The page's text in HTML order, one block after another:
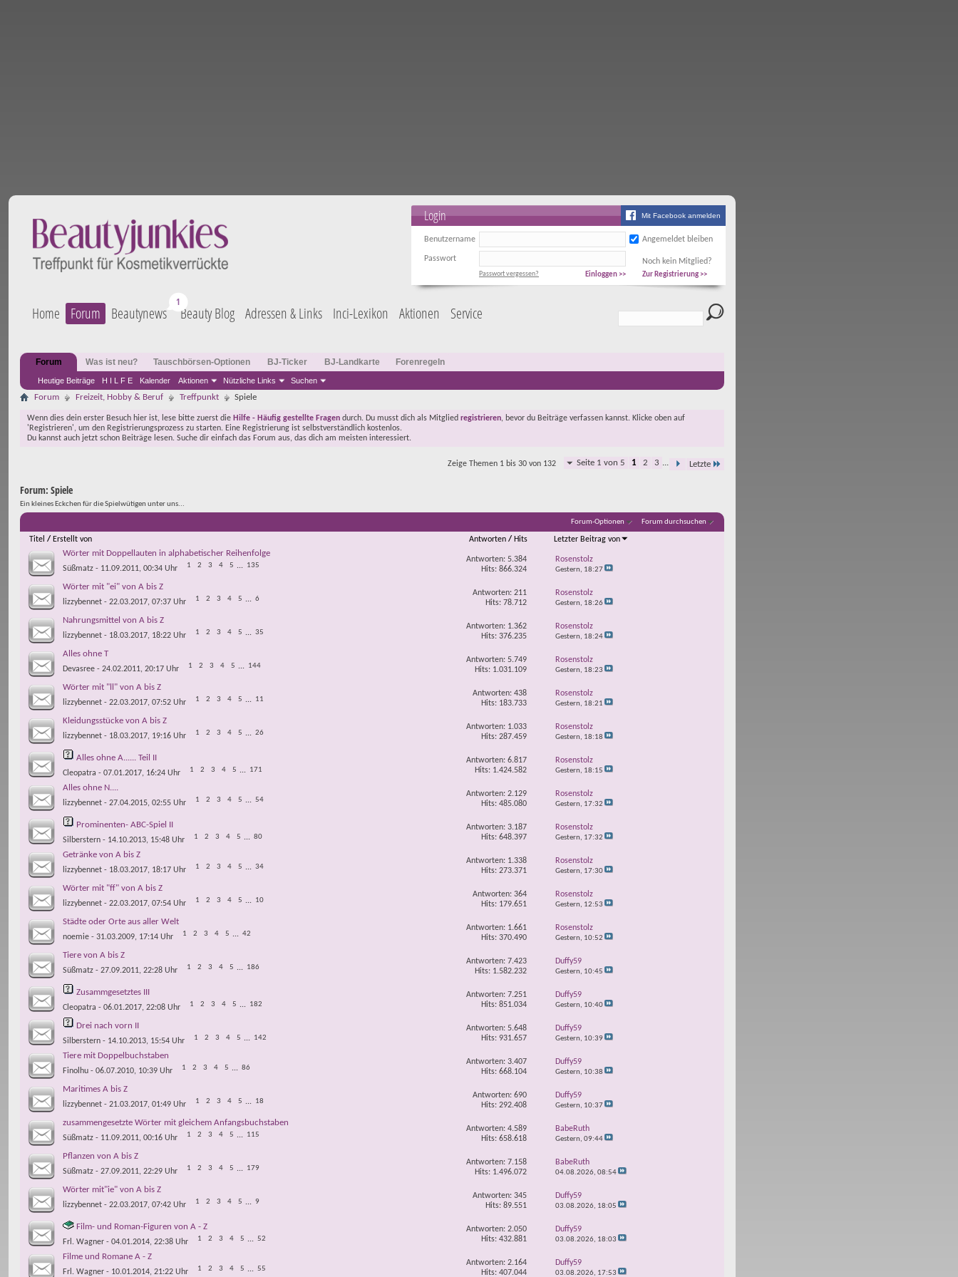
Mit Facebook anmelden
Login
Benutzername Angemeldet bleiben
Passwort Noch kein Mitglied?
Einloggen >>
Passwort vergessen? Zur Registrierung >>
Home Forum Beautynews Beauty Blog Adressen & Links Inci-Lexikon Aktionen Service
Forum
Heutige Beiträge H I L F E Kalender Aktionen Nützliche Links Suchen
Was ist neu? Tauschbörsen-Optionen BJ-Ticker BJ-Landkarte Forenregeln
Forum Freizeit, Hobby & Beruf Treffpunkt Spiele
Wenn dies dein erster Besuch hier ist, lese bitte zuerst die Hilfe - Häufig gestellte Fragen durch. Du musst dich als Mitglied registrieren, bevor du Beiträge verfassen kannst. Klicke oben auf
'Registrieren', um den Registrierungsprozess zu starten. Eine Registrierung ist selbstverständlich kostenlos.
Du kannst auch jetzt schon Beiträge lesen. Suche dir einfach das Forum aus, das dich am meisten interessiert.
Seite 1 von 5 1 2 3 ... Letzte
Zeige Themen 1 bis 30 von 132
Forum: Spiele
Ein kleines Eckchen für die Spielwütigen unter uns...
Forum-Optionen Forum durchsuchen
Titel / Erstellt von Antworten/ Hits Letzter Beitrag von
Wörter mit Doppellauten in alphabetischer Reihenfolge
Süßmatz - 11.09.2011, 00:34 Uhr 1 2 3 4 5 ... 135
Antworten:5.384
Hits: 866.324
Rosenstolz
Gestern, 18:27
Wörter mit "ei" von A bis Z
lizzybennet - 22.03.2017, 07:37 Uhr 1 2 3 4 5 ... 6
Antworten:211
Hits: 78.712
Rosenstolz
Gestern, 18:26
Nahrungsmittel von A bis Z
lizzybennet - 18.03.2017, 18:22 Uhr 1 2 3 4 5 ... 35
Antworten: 1.362
Hits: 376.235
Rosenstolz
Gestern, 18:24
Alles ohne T
Devasree - 24.02.2011, 20:17 Uhr 1 2 3 4 5 ... 144
Antworten:5.749
Hits: 1.031.109
Rosenstolz
Gestern, 18:23
Wörter mit "ll" von A bis Z
lizzybennet - 22.03.2017, 07:52 Uhr 1 2 3 4 5 ... 11
Antworten:438
Hits: 183.733
Rosenstolz
Gestern, 18:21
Kleidungsstücke von A bis Z
lizzybennet - 18.03.2017, 19:16 Uhr 1 2 3 4 5 ... 26
Antworten: 1.033
Hits: 287.459
Rosenstolz
Gestern, 18:18
Alles ohne A...... Teil II
Cleopatra - 07.01.2017, 16:24 Uhr 1 2 3 4 5 ... 171
Antworten:6.817
Hits: 1.424.582
Rosenstolz
Gestern, 18:15
Alles ohne N....
lizzybennet - 27.04.2015, 02:55 Uhr 1 2 3 4 5 ... 54
Antworten:2.129
Hits: 485.080
Rosenstolz
Gestern, 17:32
Prominenten- ABC-Spiel II
Silberstern - 14.10.2013, 15:48 Uhr 1 2 3 4 5 ... 80
Antworten:3.187
Hits: 648.397
Rosenstolz
Gestern, 17:32
Getränke von A bis Z
lizzybennet - 18.03.2017, 18:17 Uhr 1 2 3 4 5 ... 34
Antworten: 1.338
Hits: 273.371
Rosenstolz
Gestern, 17:30
Wörter mit "ff" von A bis Z
lizzybennet - 22.03.2017, 07:54 Uhr 1 2 3 4 5 ... 10
Antworten:364
Hits: 179.651
Rosenstolz
Gestern, 12:53
Städte oder Orte aus aller Welt
noemie - 31.03.2009, 17:14 Uhr 1 2 3 4 5 ... 42
Antworten: 1.661
Hits: 370.490
Rosenstolz
Gestern, 10:52
Tiere von A bis Z
Süßmatz - 27.09.2011, 22:28 Uhr 1 2 3 4 5 ... 186
Antworten:7.423
Hits: 1.582.232
Duffy59
Gestern, 10:45
Zusammgesetztes III
Cleopatra - 06.01.2017, 22:08 Uhr 1 2 3 4 5 ... 182
Antworten:7.251
Hits: 851.034
Duffy59
Gestern, 10:40
Drei nach vorn II
Silberstern - 14.10.2013, 15:54 Uhr 1 2 3 4 5 ... 142
Antworten:5.648
Hits: 931.657
Duffy59
Gestern, 10:39
Tiere mit Doppelbuchstaben
Finolhu - 06.07.2010, 10:39 Uhr 1 2 3 4 5 ... 86
Antworten:3.407
Hits: 668.104
Duffy59
Gestern, 10:38
Maritimes A bis Z
lizzybennet - 21.03.2017, 01:49 Uhr 1 2 3 4 5 ... 18
Antworten:690
Hits: 292.408
Duffy59
Gestern, 10:37
zusammengesetzte Wörter mit gleichem Anfangsbuchstaben
Süßmatz - 11.09.2011, 00:16 Uhr 1 2 3 4 5 ... 115
Antworten:4.589
Hits: 658.618
BabeRuth
Gestern, 09:44
Pflanzen von A bis Z
Süßmatz - 27.09.2011, 22:29 Uhr 1 2 3 4 5 ... 179
Antworten:7.158
Hits: 1.496.072
BabeRuth
04.08.2026, 08:54
Wörter mit"ie" von A bis Z
lizzybennet - 22.03.2017, 07:42 Uhr 1 2 3 4 5 ... 9
Antworten:345
Hits: 89.551
Duffy59
03.08.2026, 18:05
Film- und Roman-Figuren von A - Z
Frl. Wagner - 04.01.2014, 22:38 Uhr 1 2 3 4 5 ... 52
Antworten:2.050
Hits: 432.881
Duffy59
03.08.2026, 18:03
Filme und Romane A - Z
Frl. Wagner - 10.01.2014, 21:22 Uhr 1 2 3 4 5 ... 55
Antworten:2.164
Hits: 407.044
Duffy59
03.08.2026, 17:53